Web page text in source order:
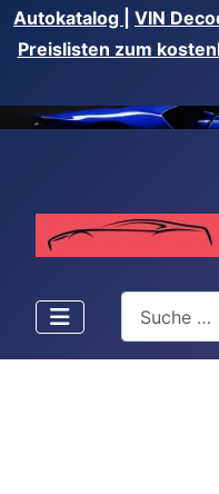
Autokatalog VIN
Preislisten zum